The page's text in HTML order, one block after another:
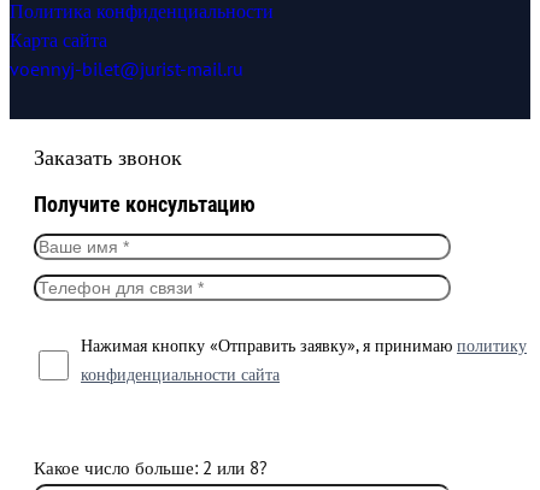
Политика конфиденциальности
Карта сайта
voennyj-bilet@jurist-mail.ru
Заказать звонок
Получите консультацию
Нажимая кнопку «Отправить заявку», я принимаю политику
конфиденциальности сайта
Какое число больше: 2 или 8?